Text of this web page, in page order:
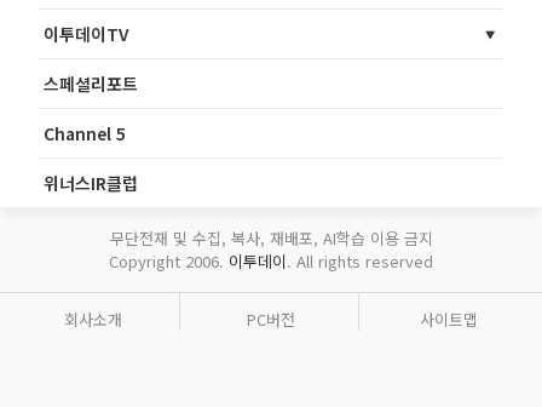
이투데이TV
스페셜리포트
Channel 5
위너스IR클럽
무단전재 및 수집, 복사, 재배포, AI학습 이용 금지
Copyright 2006. 이투데이. All rights reserved
회사소개 PC버전 사이트맵